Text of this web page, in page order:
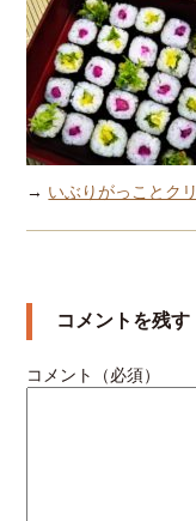
→ いぶりがっことク
コメントを残す
コメント（必須）